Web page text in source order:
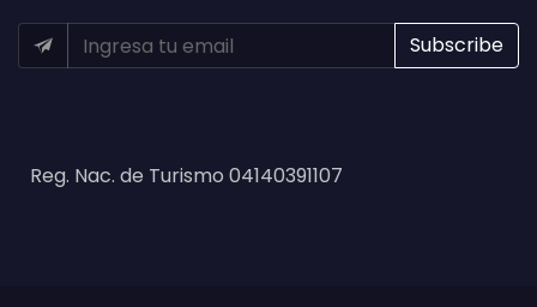
Reg. Nac. de Turismo 04140391107